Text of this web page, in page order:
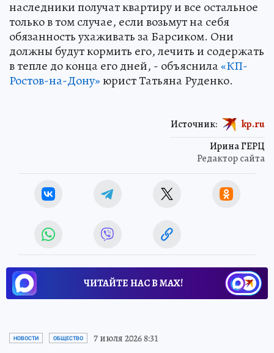
наследники получат квартиру и все остальное
только в том случае, если возьмут на себя
обязанность ухаживать за Барсиком. Они
должны будут кормить его, лечить и содержать
в тепле до конца его дней, - объяснила«КП-
Ростов-на-Дону» юрист Татьяна Руденко.
Ирина ГЕРЦ
Редактор сайта
Источник: kp.ru
ЧИТАЙТЕ НАС В МАХ!
НОВОСТИ ОБЩЕСТВО 7 июля 2026 8:31